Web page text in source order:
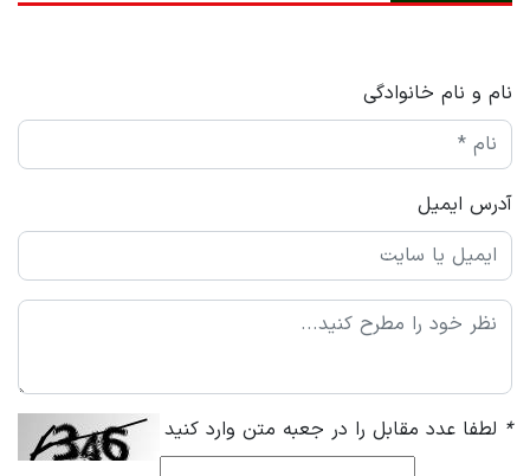
نام و نام خانوادگی
آدرس ایمیل
* لطفا عدد مقابل را در جعبه متن وارد کنید